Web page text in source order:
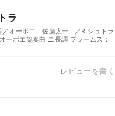
ラ
オーボエ：佐藤太一...／R.シュトラ
ーボエ協奏曲 ニ長調 ブラームス：
レビューを書く